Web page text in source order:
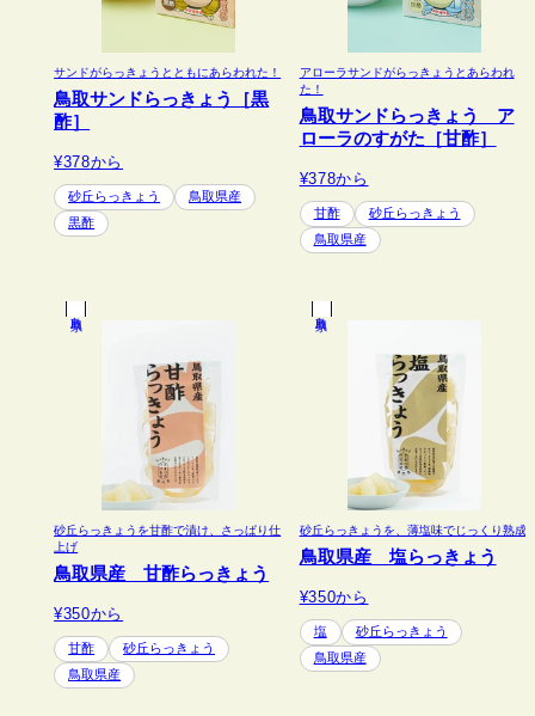
サンドがらっきょうとともにあらわれた！
鳥取サンドらっきょう［黒
酢］
¥378から
砂丘らっきょう
鳥取県産
黒酢
アローラサンドがらっきょうとあらわれ
た！
鳥取サンドらっきょう ア
ローラのすがた［甘酢］
¥378から
甘酢
砂丘らっきょう
鳥取県産
砂丘らっきょうを甘酢で漬け、さっぱり仕
上げ
鳥取県産 甘酢らっきょう
¥350から
甘酢
砂丘らっきょう
鳥取県産
砂丘らっきょうを、薄塩味でじっくり熟成
鳥取県産 塩らっきょう
¥350から
塩
砂丘らっきょう
鳥取県産